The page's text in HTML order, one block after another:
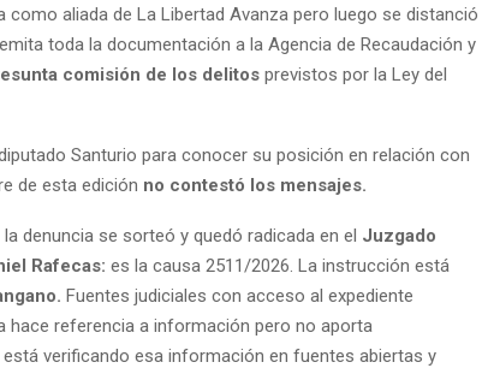
como aliada de La Libertad Avanza pero luego se distanció
toda la documentación a la Agencia de Recaudación y
comisión de los delitos previstos por la Ley del
Santurio para conocer su posición en relación con
de esta edición no contestó los mensajes.
denuncia se sorteó y quedó radicada en el Juzgado
Rafecas: es la causa 2511/2026. La instrucción está
Fuentes judiciales con acceso al expediente
hace referencia a información pero no aporta
verificando esa información en fuentes abiertas y